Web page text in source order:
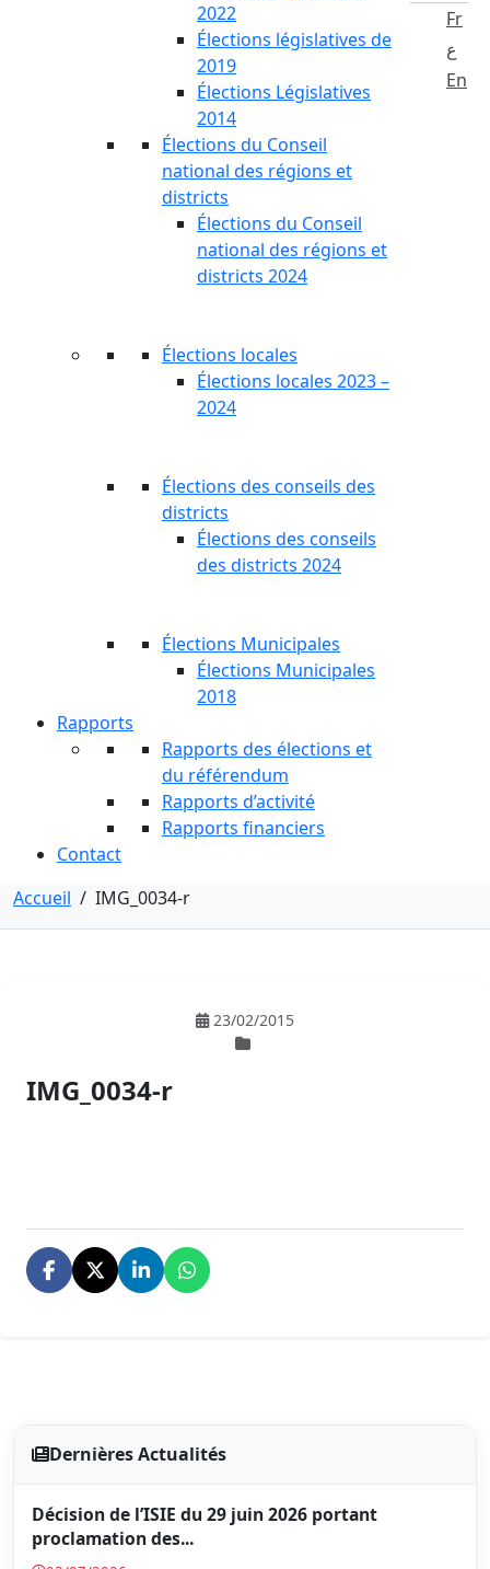
2022
Élections législatives de
2019
Élections Législatives
2014
Élections du Conseil
national des régions et
districts
Élections du Conseil
national des régions et
districts 2024
Élections locales
Élections locales 2023 –
2024
Élections des conseils des
districts
Élections des conseils
des districts 2024
Élections Municipales
Élections Municipales
2018
Rapports
Rapports des élections et
du référendum
Rapports d’activité
Rapports financiers
Contact
Fr
ع
En
Accueil / IMG_0034-r
23/02/2015
IMG_0034-r
Dernières Actualités
Décision de l’ISIE du 29 juin 2026 portant
proclamation des...